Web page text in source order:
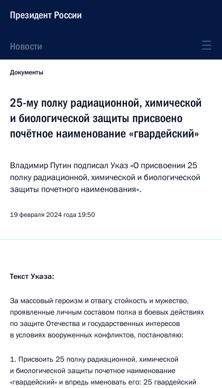
Президент России
Новости
Документы
25-му полку радиационной, химической
и биологической защиты присвоено
почётное наименование «гвардейский»
Владимир Путин подписал Указ «О присвоении 25
полку радиационной, химической и биологической
защиты почетного наименования».
19 февраля 2024 года 19:50
Текст Указа:
За массовый героизм и отвагу, стойкость и мужество,
проявленные личным составом полка в боевых действиях
по защите Отечества и государственных интересов
в условиях вооруженных конфликтов, постановляю:
1. Присвоить 25 полку радиационной, химической
и биологической защиты почетное наименование
«гвардейский» и впредь именовать его: 25 гвардейский